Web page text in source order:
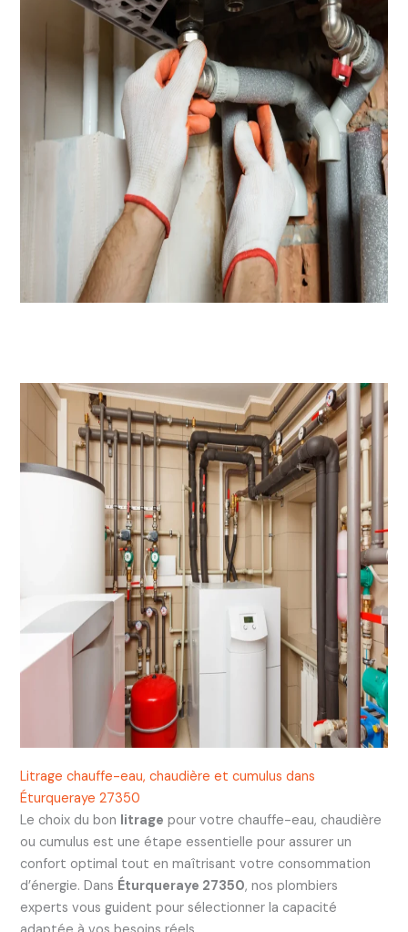
Litrage chauffe-eau, chaudière et cumulus dans
Éturqueraye 27350
Le choix du bon litrage pour votre chauffe-eau, chaudière
ou cumulus est une étape essentielle pour assurer un
confort optimal tout en maîtrisant votre consommation
d’énergie. Dans Éturqueraye 27350, nos plombiers
experts vous guident pour sélectionner la capacité